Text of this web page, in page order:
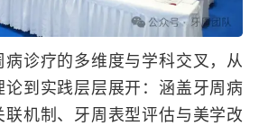
病诊疗的多维度与学科交叉，从
论到实践层层展开：涵盖牙周病
联机制、牙周表型评估与美学改